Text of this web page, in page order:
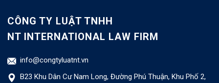
CÔNG TY LUẬT TNHH
NT INTERNATIONAL LAW FIRM
info@congtyluatnt.vn
B23 Khu Dân Cư Nam Long, Đường Phú Thuận, Khu Phố 2,